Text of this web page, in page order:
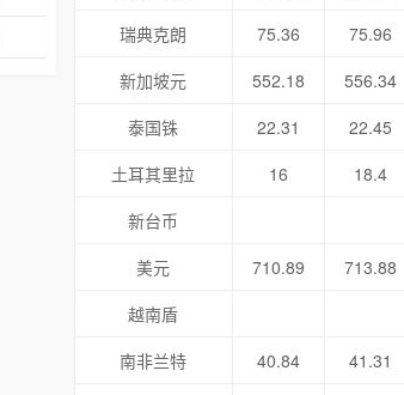
瑞典克朗
75.36 75.96
新加坡元
552.18 556.34
泰国铢
22.31 22.45
土耳其里拉
16 18.4
新台币
美元
710.89 713.88
越南盾
南非兰特
40.84 41.31